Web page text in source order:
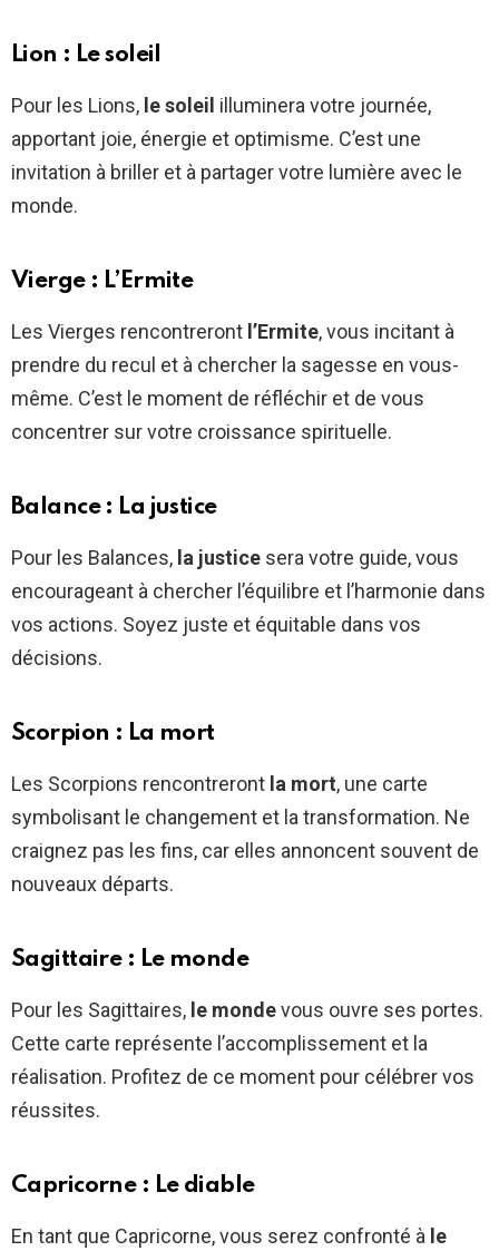
Lion : Le soleil
Pour les Lions, le soleil illuminera votre journée,
apportant joie, énergie et optimisme. C’est une
invitation à briller et à partager votre lumière avec le
monde.
Vierge : L’Ermite
Les Vierges rencontreront l’Ermite, vous incitant à
prendre du recul et à chercher la sagesse en vous-
même. C’est le moment de réfléchir et de vous
concentrer sur votre croissance spirituelle.
Balance : La justice
Pour les Balances, la justice sera votre guide, vous
encourageant à chercher l’équilibre et l’harmonie dans
vos actions. Soyez juste et équitable dans vos
décisions.
Scorpion : La mort
Les Scorpions rencontreront la mort, une carte
symbolisant le changement et la transformation. Ne
craignez pas les fins, car elles annoncent souvent de
nouveaux départs.
Sagittaire : Le monde
Pour les Sagittaires, le mondevous ouvre ses portes.
Cette carte représente l’accomplissement et la
réalisation. Profitez de ce moment pour célébrer vos
réussites.
Capricorne : Le diable
En tant que Capricorne, vous serez confronté à le